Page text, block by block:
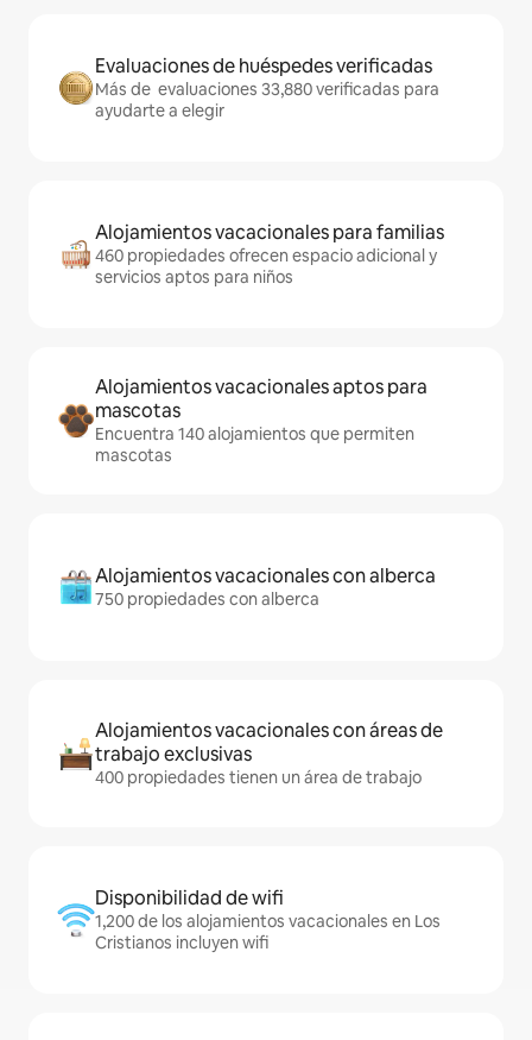
Evaluaciones de huéspedes verificadas
Más de evaluaciones 33,880 verificadas para
ayudarte a elegir
Alojamientos vacacionales para familias
460 propiedades ofrecen espacio adicional y
servicios aptos para niños
Alojamientos vacacionales aptos para
mascotas
Encuentra 140 alojamientos que permiten
mascotas
Alojamientos vacacionales con alberca
750 propiedades con alberca
Alojamientos vacacionales con áreas de
trabajo exclusivas
400 propiedades tienen un área de trabajo
Disponibilidad de wifi
1,200 de los alojamientos vacacionales en Los
Cristianos incluyen wifi